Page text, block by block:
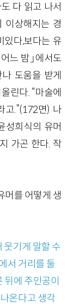
다 읽고 나서
이상해지는 경
있다,보다는 유
느 밤」에서도
도움을 받게
린다. “마술에
고.”(172면) 나
성희식의 유머
가곤 한다. 작
머를 어떻게 생
웃기게 말할 수
서 거리를 둘
뒤에 주인공이
온다고 생각